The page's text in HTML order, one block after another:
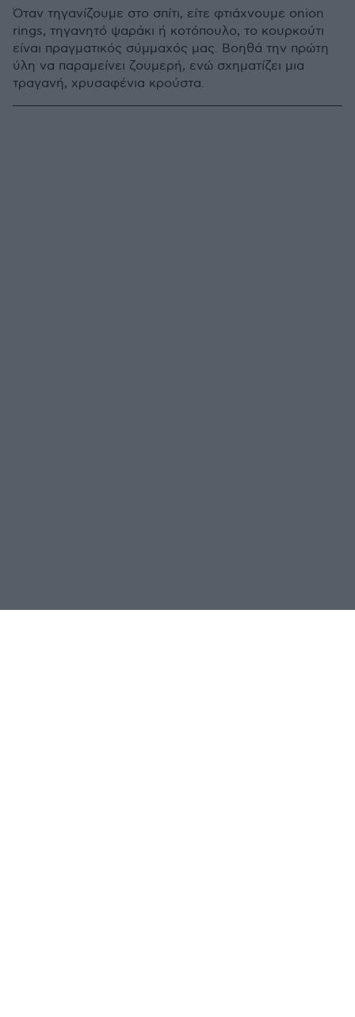
Όταν τηγανίζουμε στο σπίτι, είτε φτιάχνουμε onion
rings, τηγανητό ψαράκι ή κοτόπουλο, το κουρκούτι
είναι πραγματικός σύμμαχός μας. Βοηθά την πρώτη
ύλη να παραμείνει ζουμερή, ενώ σχηματίζει μια
τραγανή, χρυσαφένια κρούστα.